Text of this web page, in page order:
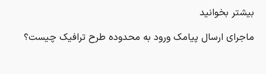
بیشتر بخوانید
ماجرای ارسال پیامک ورود به محدوده طرح ترافیک چیست؟